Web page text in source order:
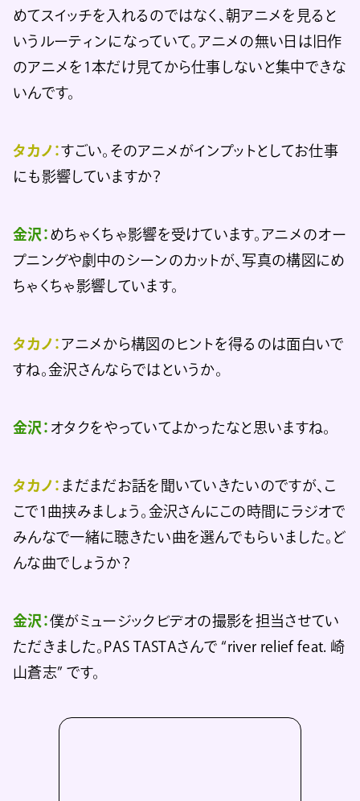
めてスイッチを入れるのではなく、朝アニメを見ると
いうルーティンになっていて。アニメの無い日は旧作
のアニメを1本だけ見てから仕事しないと集中できな
いんです。
タカノ：すごい。そのアニメがインプットとしてお仕事
にも影響していますか？
金沢： めちゃくちゃ影響を受けています。アニメのオー
プニングや劇中のシーンのカットが、写真の構図にめ
ちゃくちゃ影響しています。
タカノ： アニメから構図のヒントを得るのは面白いで
すね。金沢さんならではというか。
金沢： オタクをやっていてよかったなと思いますね。
タカノ： まだまだお話を聞いていきたいのですが、こ
こで1曲挟みましょう。金沢さんにこの時間にラジオで
みんなで一緒に聴きたい曲を選んでもらいました。ど
んな曲でしょうか？
金沢：僕がミュージックビデオの撮影を担当させてい
ただきました。PAS TASTAさんで “river relief feat. 崎
山蒼志” です。